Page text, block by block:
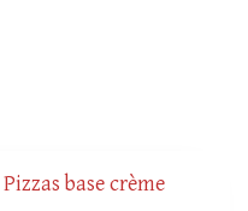
Pizzas base crème